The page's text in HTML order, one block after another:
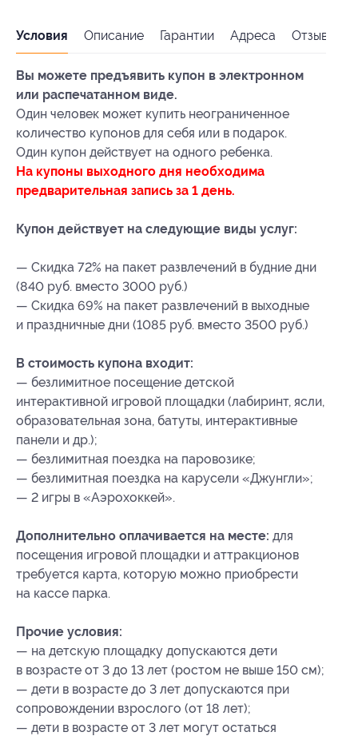
Условия Описание Гарантии Адреса Отзывы
Вы можете предъявить купон в электронном
или распечатанном виде.
Один человек может купить неограниченное
количество купонов для себя или в подарок.
Один купон действует на одного ребенка.
На купоны выходного дня необходима
предварительная запись за 1 день.
Купон действует на следующие виды услуг:
— Скидка 72% на пакет развлечений в будние дни
(840 руб. вместо 3000 руб.)
— Скидка 69% на пакет развлечений в выходные
и праздничные дни (1085 руб. вместо 3500 руб.)
В стоимость купона входит:
— безлимитное посещение детской
интерактивной игровой площадки (лабиринт, ясли,
образовательная зона, батуты, интерактивные
панели и др.);
— безлимитная поездка на паровозике;
— безлимитная поездка на карусели «Джунгли»;
— 2 игры в «Аэрохоккей».
Дополнительно оплачивается на месте: для
посещения игровой площадки и аттракционов
требуется карта, которую можно приобрести
на кассе парка.
Прочие условия:
— на детскую площадку допускаются дети
в возрасте от 3 до 13 лет (ростом не выше 150 см);
— дети в возрасте до 3 лет допускаются при
сопровождении взрослого (от 18 лет);
— дети в возрасте от 3 лет могут остаться